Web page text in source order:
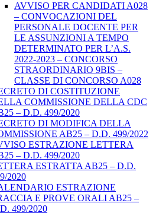
AVVISO PER CANDIDATI A028
– CONVOCAZIONI DEL
PERSONALE DOCENTE PER
LE ASSUNZIONI A TEMPO
DETERMINATO PER L’A.S.
2022-2023 – CONCORSO
STRAORDINARIO 9BIS –
CLASSE DI CONCORSO A028
DI COSTITUZIONE
COMMISSIONE DELLA CDC
– D.D. 499/2020
DI MODIFICA DELLA
AB25 – D.D. 499/2022
ESTRAZIONE LETTERA
– D.D. 499/2020
ESTRATTA AB25 – D.D.
2020
ESTRAZIONE
E PROVE ORALI AB25 –
499/2020